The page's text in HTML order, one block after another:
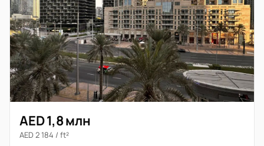
AED 1,8 млн
AED 2 184 / ft²